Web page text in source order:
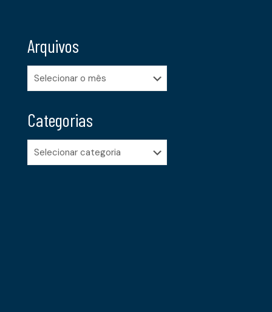
Arquivos
Arquivos
Categorias
Categorias